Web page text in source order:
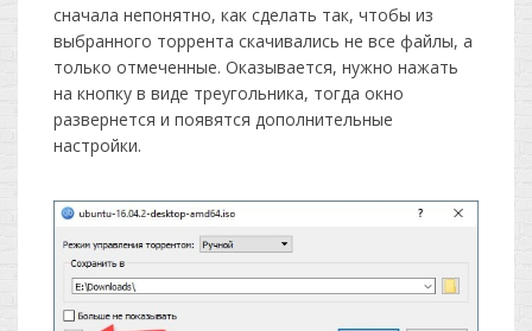
сначала непонятно, как сделать так, чтобы из
выбранного торрента скачивались не все файлы, а
только отмеченные. Оказывается, нужно нажать
на кнопку в виде треугольника, тогда окно
развернется и появятся дополнительные
настройки.